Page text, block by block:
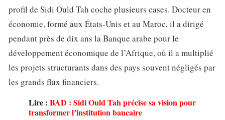
profil de Sidi Ould Tah coche plusieurs cases. Docteur en
économie, formé aux États-Unis et au Maroc, il a dirigé
pendant près de dix ans la Banque arabe pour le
développement économique de l’Afrique, où il a multiplié
les projets structurants dans des pays souvent négligés par
les grands flux financiers.
Lire : BAD : Sidi Ould Tah précise sa vision pour
transformer l’institution bancaire